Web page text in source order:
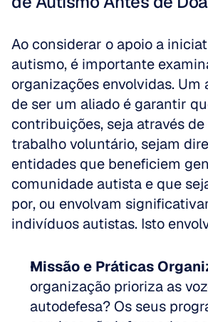
Ao considerar o apoio a
autismo, é importante
organizações envolvidas. Um
de ser um aliado é garantir
contribuições, seja através
trabalho voluntário, sejam
entidades que beneficiem
comunidade autista e que
por, ou envolvam
indivíduos autistas. Isto
Missão e Práticas
organização prioriza as
autodefesa? Os seus